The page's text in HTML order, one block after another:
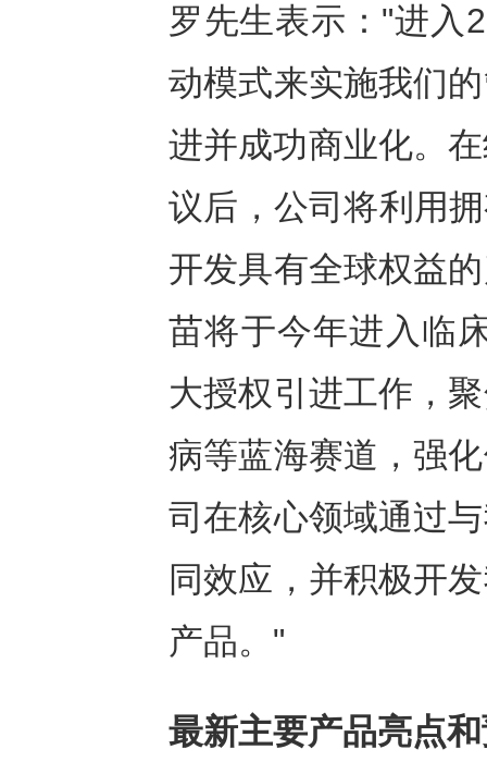
罗先生表示："进入
动模式来实施我们
进并成功商业化。
议后，公司将利用
开发具有全球权益
苗将于今年进入临
大授权引进工作，
病等蓝海赛道，强
司在核心领域通过
同效应，并积极开
产品。"
最新主要产品亮点